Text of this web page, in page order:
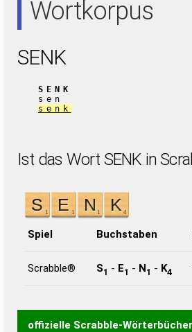
Wortkorpus
SENK
SENK
sen
senk
Ist das Wort SENK in
Spiel Buchstaben
Scrabble® S1 - E1 - N1 - K4
offizielle Scrabble-Wörterbücher